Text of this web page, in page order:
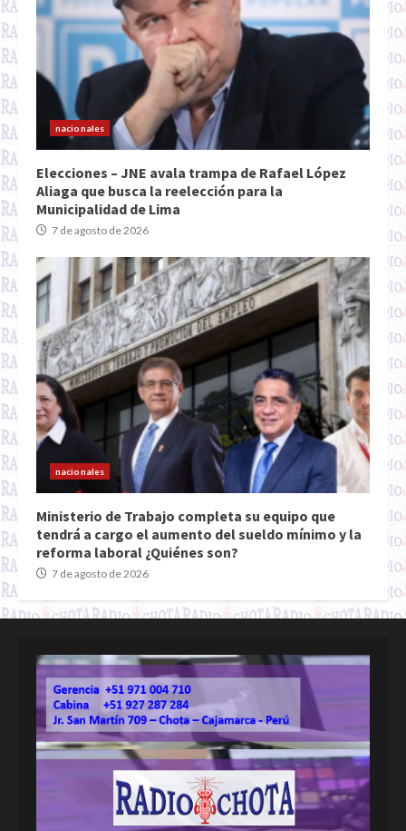
nacionales
Elecciones – JNE avala trampa de Rafael López
Aliaga que busca la reelección para la
Municipalidad de Lima
7 de agosto de 2026
nacionales
Ministerio de Trabajo completa su equipo que
tendrá a cargo el aumento del sueldo mínimo y la
reforma laboral ¿Quiénes son?
7 de agosto de 2026